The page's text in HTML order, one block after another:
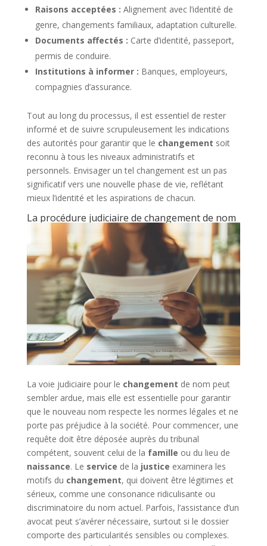
Raisons acceptées : Alignement avec l’identité de
genre, changements familiaux, adaptation culturelle.
Documents affectés : Carte d’identité, passeport,
permis de conduire.
Institutions à informer : Banques, employeurs,
compagnies d’assurance.
Tout au long du processus, il est essentiel de rester
informé et de suivre scrupuleusement les indications
des autorités pour garantir que le changement soit
reconnu à tous les niveaux administratifs et
personnels. Envisager un tel changement est un pas
significatif vers une nouvelle phase de vie, reflétant
mieux l’identité et les aspirations de chacun.
La procédure judiciaire de changement de nom
La voie judiciaire pour le changement de nom peut
sembler ardue, mais elle est essentielle pour garantir
que le nouveau nom respecte les normes légales et ne
porte pas préjudice à la société. Pour commencer, une
requête doit être déposée auprès du tribunal
compétent, souvent celui de la famille ou du lieu de
naissance. Le service de la justice examinera les
motifs du changement, qui doivent être légitimes et
sérieux, comme une consonance ridiculisante ou
discriminatoire du nom actuel. Parfois, l’assistance d’un
avocat peut s’avérer nécessaire, surtout si le dossier
comporte des particularités sensibles ou complexes.